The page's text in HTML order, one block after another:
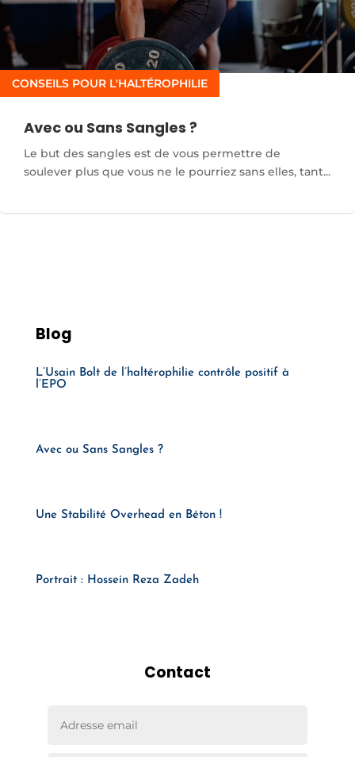
Avec ou Sans Sangles ?
CONSEILS POUR L'HALTÉROPHILIE
Le but des sangles est de vous permettre de
soulever plus que vous ne le pourriez sans elles, tant...
Blog
L’Usain Bolt de l’haltérophilie contrôle positif à
l’EPO
Avec ou Sans Sangles ?
Une Stabilité Overhead en Béton !
Portrait : Hossein Reza Zadeh
Contact